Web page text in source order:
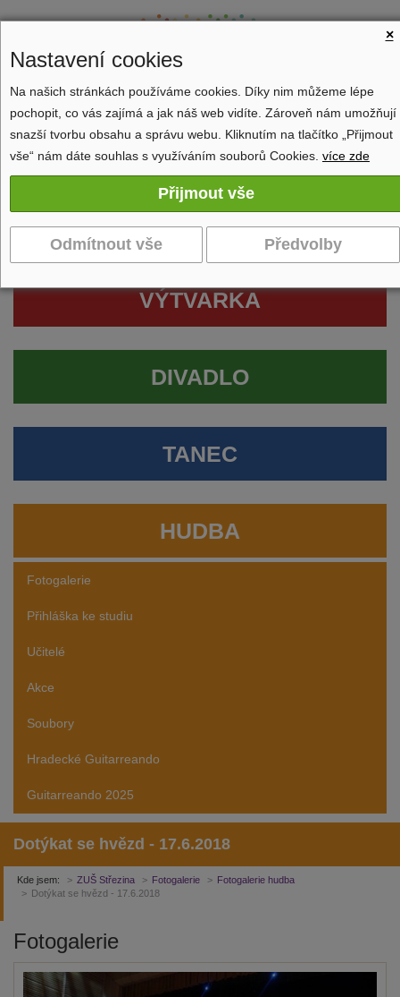
Zobrazit navigaci
VÝTVARKA
DIVADLO
TANEC
HUDBA
Fotogalerie
Přihláška ke studiu
Učitelé
Akce
Soubory
Hradecké Guitarreando
Guitarreando 2025
Dotýkat se hvězd - 17.6.2018
Kde jsem: ZUŠ Střezina Fotogalerie
Fotogalerie hudba
Dotýkat se hvězd - 17.6.2018
Fotogalerie
×
Nastavení cookies
Na našich stránkách používáme cookies. Díky nim můžeme lépe
pochopit, co vás zajímá a jak náš web vidíte. Zároveň nám umožňují
snazší tvorbu obsahu a správu webu. Kliknutím na tlačítko „Přijmout
vše“ nám dáte souhlas s využíváním souborů Cookies. více zde